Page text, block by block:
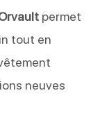
permet
tout en
neuves